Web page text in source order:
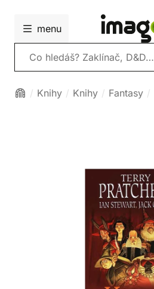
menu
Vyhledávání
Knihy Knihy Fantasy